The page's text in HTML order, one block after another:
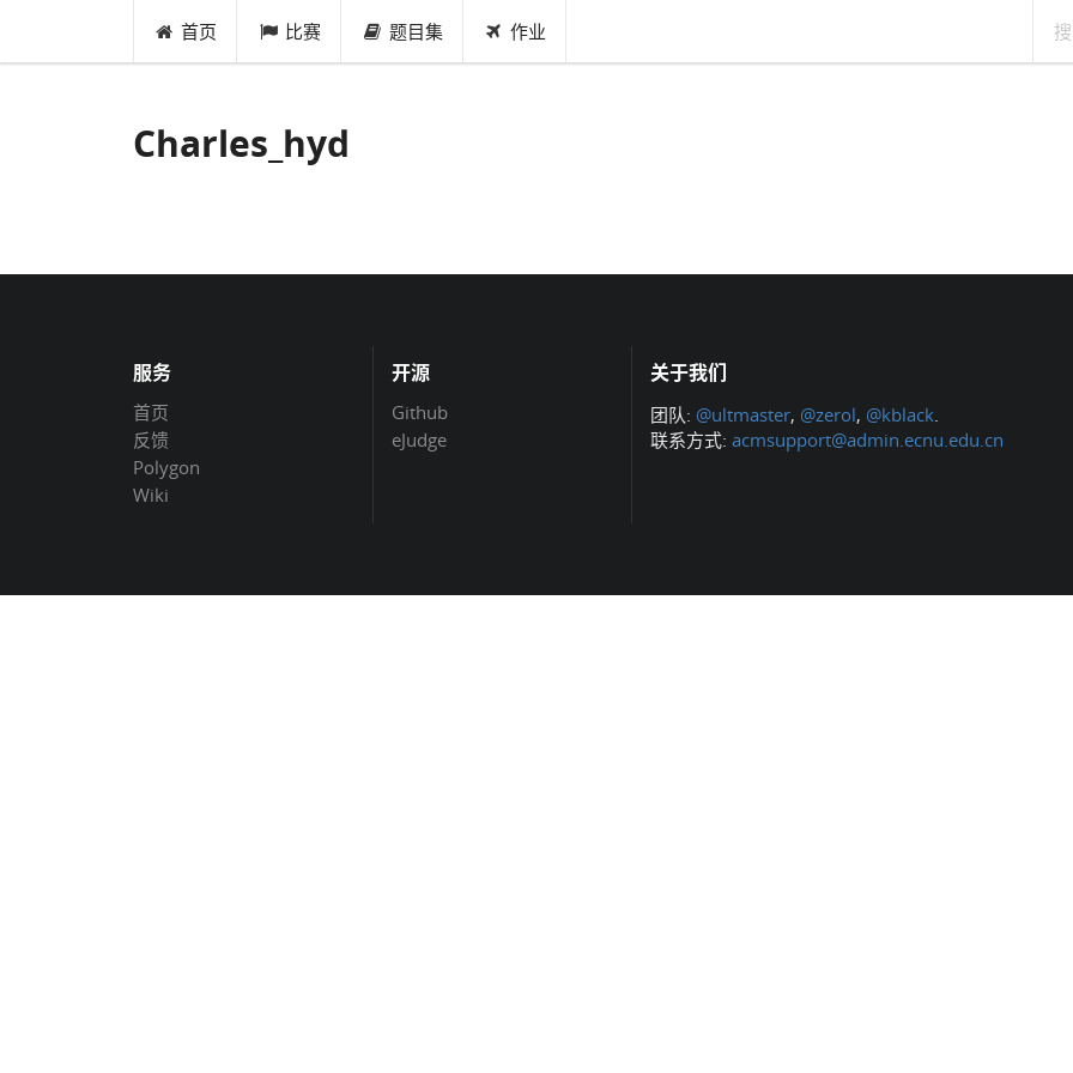
首页 比赛 题目集 作业
Charles_hyd
服务
首页
反馈
Polygon
Wiki
开源
Github
eJudge
关于我们
团队: @ultmaster, @zerol, @kblack.
联系方式: acmsupport@admin.ecnu.edu.cn